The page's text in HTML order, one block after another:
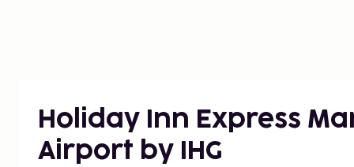
Holiday Inn Express
Airport by IHG